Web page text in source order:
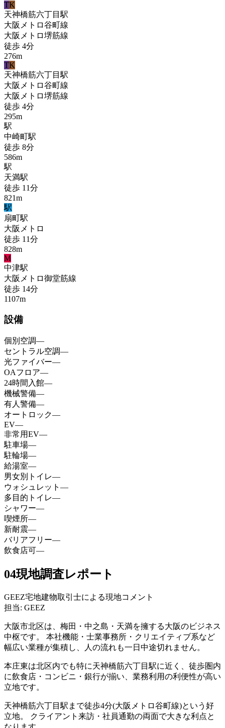
TK
天神橋筋六丁目駅
大阪メトロ谷町線
大阪メトロ堺筋線
徒歩 4分
276m
TK
天神橋筋六丁目駅
大阪メトロ谷町線
大阪メトロ堺筋線
徒歩 4分
295m
駅
中崎町駅
徒歩 8分
586m
駅
天満駅
徒歩 11分
821m
駅
扇町駅
大阪メトロ
徒歩 11分
828m
M
中津駅
大阪メトロ御堂筋線
徒歩 14分
1107m
設備
個別空調—
セントラル空調—
光ファイバー—
OAフロア—
24時間入館—
機械警備—
有人警備—
オートロック—
EV—
非常用EV—
駐車場—
駐輪場—
給湯室—
男女別トイレ—
ウォシュレット —
多目的トイレ—
シャワー—
喫煙所—
新耐震—
バリアフリー—
飲食店可—
04現地調査レポート
GEEZ宅地建物取引士による現地コメント
担当: GEEZ
大阪市北区は、梅田・中之島・天満を擁する大阪のビジネス
中枢です。 本社機能・士業事務所・クリエイティブ系など
幅広い業種が集積し、人の流れも一日中途切れません。
本庄東は北区内でも特に天神橋筋六丁目駅に近く、徒歩圏内
に飲食店・コンビニ・銀行が揃い、業務利用の利便性が高い
立地です。
天神橋筋六丁目駅まで徒歩4分(大阪メトロ谷町線)という好
立地。 クライアント来訪・社員通勤の両面で大きな利点と